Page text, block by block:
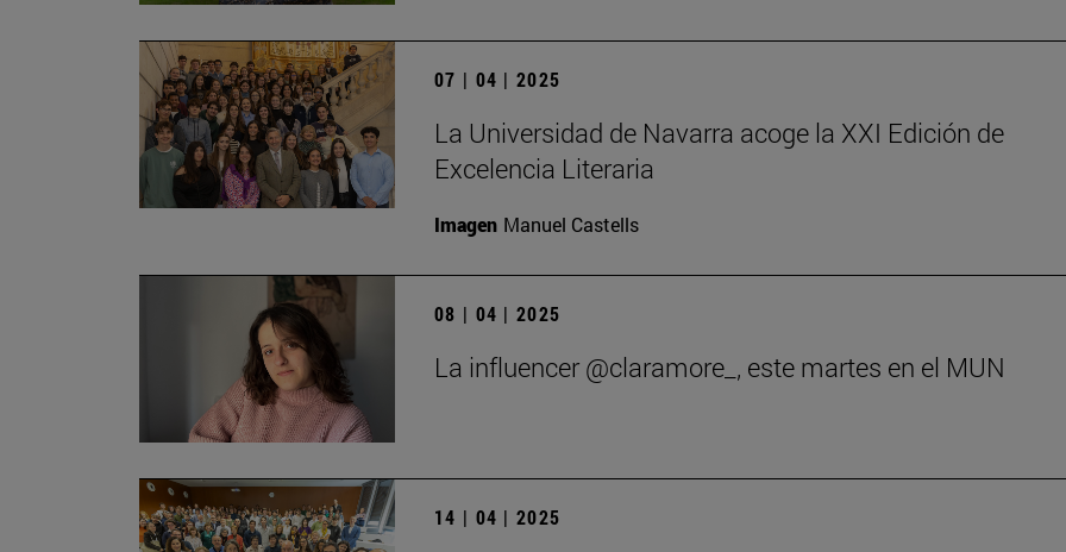
07 | 04 | 2025
La Universidad de Navarra acoge la XXI Edición de
Excelencia Literaria
Imagen Manuel Castells
08 | 04 | 2025
La influencer @claramore_, este martes en el MUN
14 | 04 | 2025